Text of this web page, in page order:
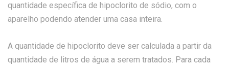
quantidade específica de hipoclorito de sódio, com o
aparelho podendo atender uma casa inteira.
A quantidade de hipoclorito deve ser calculada a partir da
quantidade de litros de água a serem tratados. Para cada